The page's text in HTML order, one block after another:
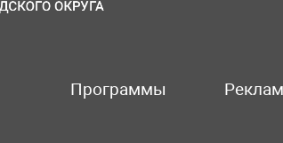
Программы